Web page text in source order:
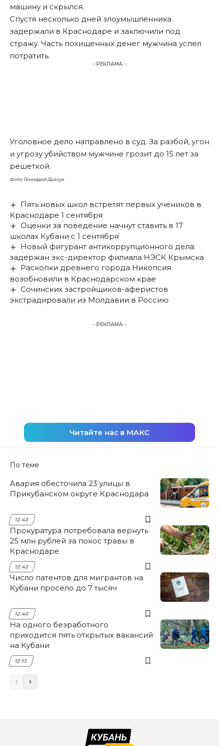
машину и скрылся.
Спустя несколько дней злоумышленника
задержали в Краснодаре и заключили под
стражу. Часть похищенных денег мужчина успел
потратить.
- РЕКЛАМА -
Уголовное дело направлено в суд. За разбой, угон
и угрозу убийством мужчине грозит до 15 лет за
решеткой.
Фото: Геннадий Дьячук
Пять новых школ встретят первых учеников в
Краснодаре 1 сентября
Оценки за поведение начнут ставить в 17
школах Кубани с 1 сентября
Новый фигурант антикоррупционного дела:
задержан экс-директор филиала НЭСК Крымска
Раскопки древнего города Никопсия
возобновили в Краснодарском крае
Сочинских застройщиков-аферистов
экстрадировали из Молдавии в Россию
- РЕКЛАМА -
Читайте нас в МАКС
По теме
Авария обесточила 23 улицы в
Прикубанском округе Краснодара
12:43
Прокуратура потребовала вернуть
25 млн рублей за покос травы в
Краснодаре
12:42
Число патентов для мигрантов на
Кубани просело до 7 тысяч
12:40
На одного безработного
приходится пять открытых вакансий
на Кубани
12:13